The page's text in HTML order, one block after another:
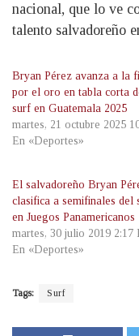
nacional, que lo ve
talento salvadoreño
Bryan Pérez avanza a la
por el oro en tabla corta
surf en Guatemala 2025
martes, 21 octubre 2025
En «Deportes»
El salvadoreño Bryan
clasifica a semifinales del
en Juegos Panamericanos
martes, 30 julio 2019 2:17
En «Deportes»
Tags: Surf